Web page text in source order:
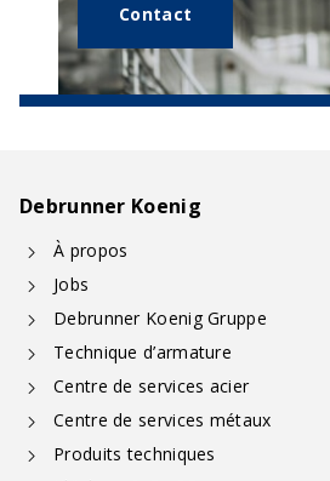
Contact
Debrunner Koenig
À propos
Jobs
Debrunner Koenig Gruppe
Technique d’armature
Centre de services acier
Centre de services métaux
Produits techniques